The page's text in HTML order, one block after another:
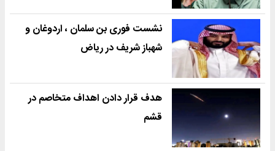
نشست فوری بن سلمان ، اردوغان و
شهباز شریف در ریاض
هدف قرار دادن اهداف متخاصم در
قشم